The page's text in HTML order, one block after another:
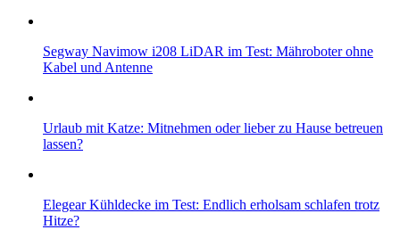
Segway Navimow i208 LiDAR im Test: Mähroboter ohne
Kabel und Antenne
Urlaub mit Katze: Mitnehmen oder lieber zu Hause betreuen
lassen?
Elegear Kühldecke im Test: Endlich erholsam schlafen trotz
Hitze?